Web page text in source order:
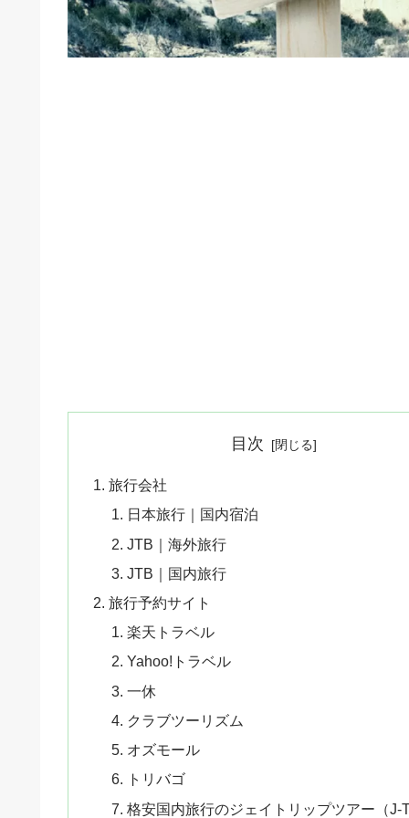
目次
旅行会社
日本旅行｜国内宿泊
JTB｜海外旅行
JTB｜国内旅行
旅行予約サイト
楽天トラベル
Yahoo!トラベル
一休
クラブツーリズム
オズモール
トリバゴ
格安国内旅行のジェイトリップツアー（J-